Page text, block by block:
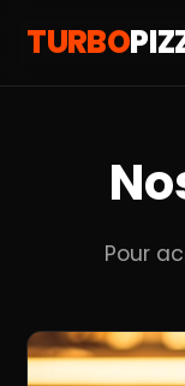
TURBO
Pour